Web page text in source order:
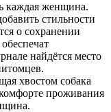
каждая женщина.
стильности
о сохранении
найдётся место
хвостом собака
проживания